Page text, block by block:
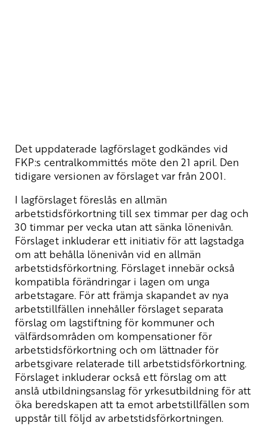
Det uppdaterade lagförslaget godkändes vid
FKP:s centralkommittés möte den 21 april. Den
tidigare versionen av förslaget var från 2001.
I lagförslaget föreslås en allmän
arbetstidsförkortning till sex timmar per dag och
30 timmar per vecka utan att sänka lönenivån.
Förslaget inkluderar ett initiativ för att lagstadga
om att behålla lönenivån vid en allmän
arbetstidsförkortning. Förslaget innebär också
kompatibla förändringar i lagen om unga
arbetstagare. För att främja skapandet av nya
arbetstillfällen innehåller förslaget separata
förslag om lagstiftning för kommuner och
välfärdsområden om kompensationer för
arbetstidsförkortning och om lättnader för
arbetsgivare relaterade till arbetstidsförkortning.
Förslaget inkluderar också ett förslag om att
anslå utbildningsanslag för yrkesutbildning för att
öka beredskapen att ta emot arbetstillfällen som
uppstår till följd av arbetstidsförkortningen.